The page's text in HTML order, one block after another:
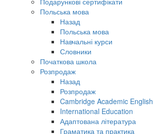
Польська мова
Назад
Польська мова
Навчальні курси
Словники
Початкова школа
Розпродаж
Назад
Розпродаж
Cambridge Academic English
International Education
Адаптована література
Граматика та практика